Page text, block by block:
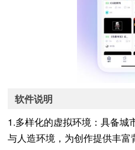
软件说明
1.多样化的虚拟环境：具备城
与人造环境，为创作提供丰富